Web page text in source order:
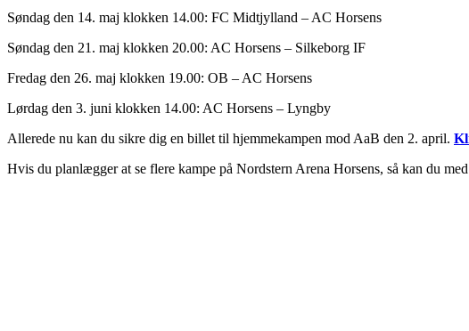
Søndag den 14. maj klokken 14.00: FC Midtjylland – AC Horsens
Søndag den 21. maj klokken 20.00: AC Horsens – Silkeborg IF
Fredag den 26. maj klokken 19.00: OB – AC Horsens
Lørdag den 3. juni klokken 14.00: AC Horsens – Lyngby
Allerede nu kan du sikre dig en billet til hjemmekampen mod AaB den 2. april.
Hvis du planlægger at se flere kampe på Nordstern Arena Horsens, så kan du